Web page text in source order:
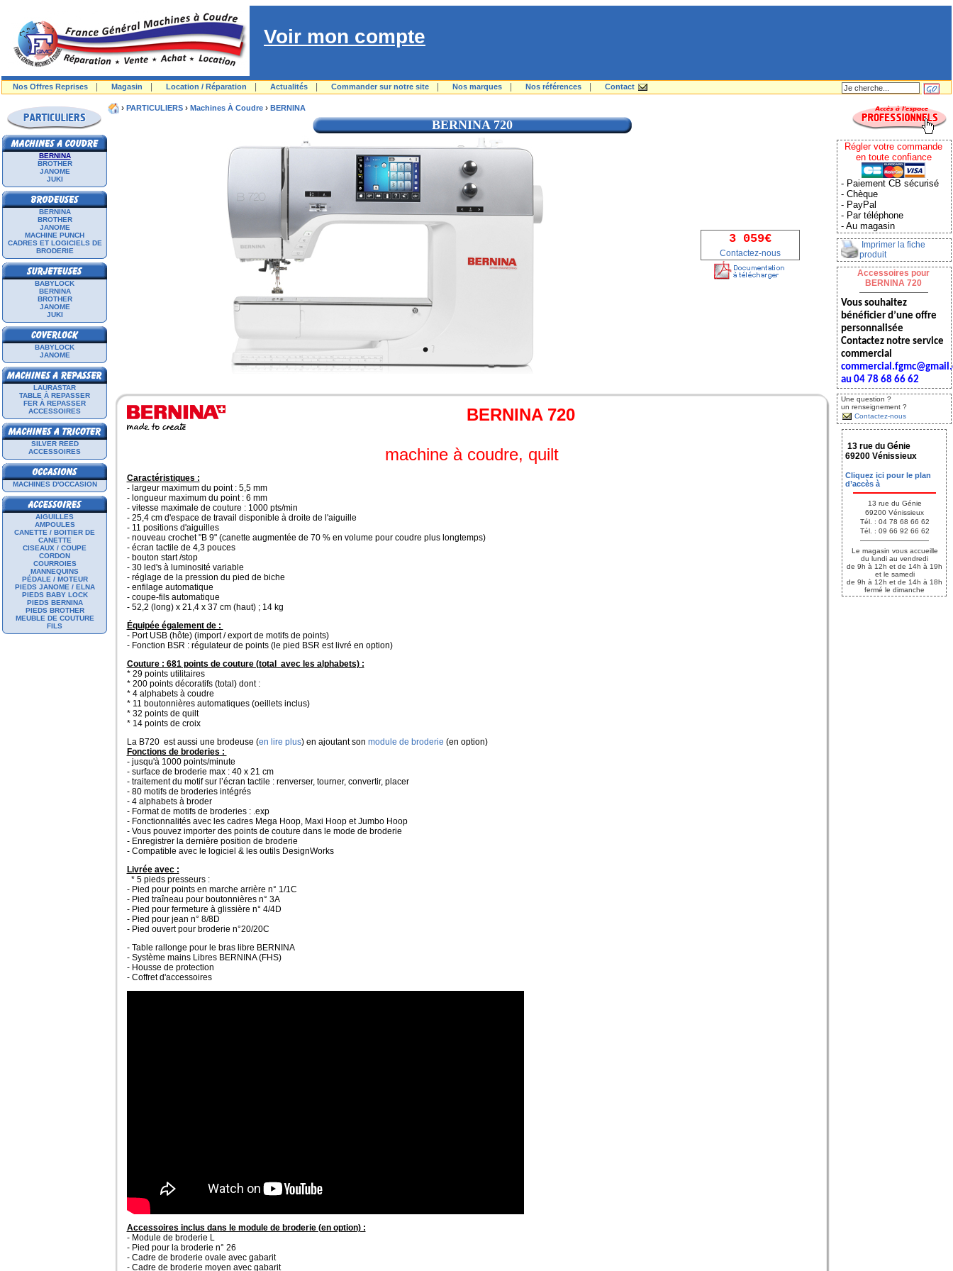
Voir mon compte
Nos Offres Reprises Magasin Location / Réparation Actualités Commander sur notre site Nos marques Nos références Contact
BERNINA
BROTHER
JANOME
JUKI
BERNINA
BROTHER
JANOME
MACHINE PUNCH
CADRES ET LOGICIELS DE
BRODERIE
BABYLOCK
BERNINA
BROTHER
JANOME
JUKI
BABYLOCK
JANOME
LAURASTAR
TABLE À REPASSER
FER À REPASSER
ACCESSOIRES
SILVER REED
ACCESSOIRES
MACHINES D'OCCASION
AIGUILLES
AMPOULES
CANETTE / BOITIER DE
CANETTE
CISEAUX / COUPE
CORDON
COURROIES
MANNEQUINS
PÉDALE / MOTEUR
PIEDS JANOME / ELNA
PIEDS BABY LOCK
PIEDS BERNINA
PIEDS BROTHER
MEUBLE DE COUTURE
FILS
› PARTICULIERS › Machines À Coudre › BERNINA
BERNINA 720
3 059€
Contactez-nous
BERNINA 720
machine à coudre, quilt
Caractéristiques :
- largeur maximum du point : 5,5 mm
- longueur maximum du point : 6 mm
- vitesse maximale de couture : 1000 pts/min
- 25,4 cm d'espace de travail disponible à droite de l'aiguille
- 11 positions d'aiguilles
- nouveau crochet "B 9" (canette augmentée de 70 % en volume pour coudre plus longtemps)
- écran tactile de 4,3 pouces
- bouton start /stop
- 30 led's à luminosité variable
- réglage de la pression du pied de biche
- enfilage automatique
- coupe-fils automatique
- 52,2 (long) x 21,4 x 37 cm (haut) ; 14 kg
Équipée également de :
- Port USB (hôte)(import / export de motifs de points)
- Fonction BSR : régulateur de points (le pied BSR est livré en option)
Couture : 681 points de couture (total avec les alphabets) :
* 29 points utilitaires
* 200 points décoratifs (total) dont :
* 4 alphabets à coudre
* 11 boutonnières automatiques (oeillets inclus)
* 32 points de quilt
* 14 points de croix
La B720 est aussi une brodeuse (en lire plus) en ajoutant son module de broderie (en option)
Fonctions de broderies :
- jusqu'à 1000 points/minute
- surface de broderie max : 40 x 21 cm
- traitement du motif sur l’écran tactile : renverser, tourner, convertir, placer
- 80 motifs de broderies intégrés
- 4alphabets à broder
- Format de motifs de broderies : .exp
- Fonctionnalités avec les cadres Mega Hoop, Maxi Hoop et Jumbo Hoop
- Vous pouvez importer des points de couture dans le mode de broderie
- Enregistrer la dernière position de broderie
- Compatible avec le logiciel & les outils DesignWorks
Livrée avec :
* 5 pieds presseurs :
- Pied pour points en marche arrière n° 1/1C
- Pied traîneau pour boutonnières n° 3A
- Pied pour fermeture à glissière n° 4/4D
- Pied pour jean n° 8/8D
- Pied ouvert pour broderie n°20/20C
- Table rallonge pour le bras libre BERNINA
- Système mains Libres BERNINA (FHS)
- Housse de protection
- Coffret d'accessoires
Accessoires inclus dans le module de broderie (en option) :
- Module de broderie L
- Pied pour la broderie n° 26
- Cadre de broderie ovale avec gabarit
- Cadre de broderie moyen avec gabarit
Régler votre commande
en toute confiance
- Paiement CB sécurisé
- Chèque
- PayPal
- Par téléphone
- Au magasin
Imprimer la fiche
produit
Accessoires pour
BERNINA 720
Vous souhaitez
bénéficier d’une offre
personnalisée
Contactez notre service
commercial
au 04 78 68 66 62
Une question ?
un renseignement ?
Contactez-nous
13 rue du Génie
69200 Vénissieux
Cliquez ici pour le plan
d’accès à
13 rue du Génie
69200 Vénissieux
Tél. : 04 78 68 66 62
Tél. : 09 66 92 66 62
Le magasin vous accueille
du lundi au vendredi
de 9h à 12h et de 14h à 19h
et le samedi
de 9h à 12h et de 14h à 18h
fermé le dimanche